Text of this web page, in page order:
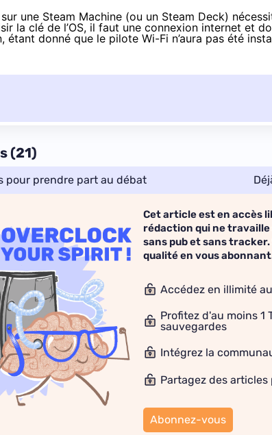
une Steam Machine (ou un Steam Deck)
la clé de l’OS, il faut une connexion internet et
étant donné que le pilote Wi-Fi n’aura pas été
(21)
pour prendre part au débat
Cet article est en accès
rédaction qui ne travaille
sans pub et sans
qualité en vous
Accédez en illimité
Profitez d'au moins 1
sauvegardes
Intégrez la
Partagez des
Abonnez-vous